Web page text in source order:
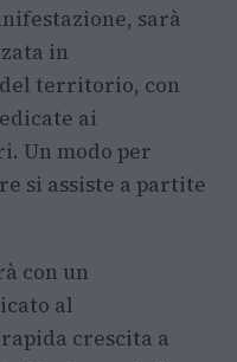
sarà
in
territorio, con
ai
Un modo per
si assiste a partite
con un
al
crescita a